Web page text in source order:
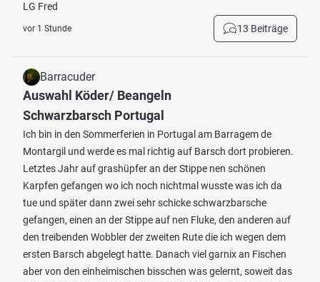
LG Fred
vor 1 Stunde 13 Beiträge
Barracuder
Auswahl Köder/ Beangeln
Schwarzbarsch Portugal
Ich bin in den Sommerferien in Portugal am Barragem de
Montargil und werde es mal richtig auf Barsch dort probieren.
Letztes Jahr auf grashüpfer an der Stippe nen schönen
Karpfen gefangen wo ich noch nichtmal wusste was ich da
tue und später dann zwei sehr schicke schwarzbarsche
gefangen, einen an der Stippe auf nen Fluke, den anderen auf
den treibenden Wobbler der zweiten Rute die ich wegen dem
ersten Barsch abgelegt hatte. Danach viel garnix an Fischen
aber von den einheimischen bisschen was gelernt, soweit das